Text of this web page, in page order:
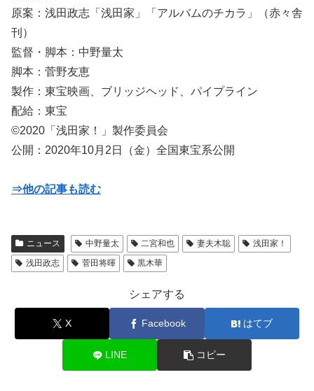
原案：浅田政志「浅田家」「アルバムのチカラ」（赤々舎
刊）
監督・脚本：中野量太
脚本：菅野友恵
製作：東宝映画、ブリッジヘッド、パイプライン
配給：東宝
©2020「浅田家！」製作委員会
公開：2020年10月2日（金）全国東宝系公開
⇒他の記事も読む
ニュース 中野量太 二宮和也 妻夫木聡
浅田家！
浅田政志
菅田将暉 黒木華
シェアする
X Facebook はてブ
LINE コピー